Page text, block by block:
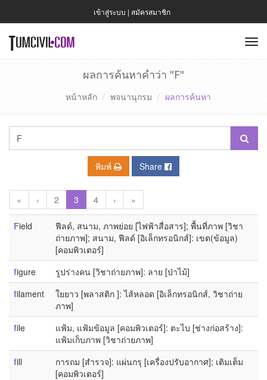
เข้าสู่ระบบ | สมัครสมาชิก
ผลการค้นหาคำว่า "F"
หน้าหลัก พจนานุกรม ผลการค้นหา
พิมพ์ Share
« ‹ 2 3 4 › »
Field
ฟีลด์, สนาม, ภาพย่อย [ไฟฟ้าสื่อสาร]; พื้นที่ภาพ [วิชา
ถ่ายภาพ]; สนาม, ฟีลด์ [อิเล็กทรอนิกส์]: เขต(ข้อมูล)
[คอมพิวเตอร์]
figure
รูปร่างคน [วิชาถ่ายภาพ]: ลาย [ป่าไม้]
filament
ใยยาว [พลาสติก ]: ไส้หลอด [อิเล็กทรอนิกส์, วิชาถ่าย
ภาพ]
file
แฟ้ม, แฟ้มข้อมูล [คอมพิวเตอร์]: ตะไบ [ช่างก่อสร้าง]:
แฟ้มเก็บภาพ [วิชาถ่ายภาพ]
fill
การถม [สำรวจ]: แผ่นกรุ [เครื่องปรับอากาศ]; เติมเต็ม
[คอมพิวเตอร์]